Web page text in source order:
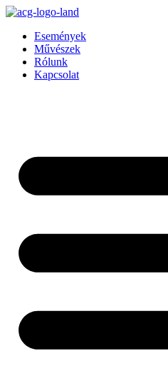
Ugrás
tartalomhozEsemények
Művészek
Rólunk
Kapcsolat